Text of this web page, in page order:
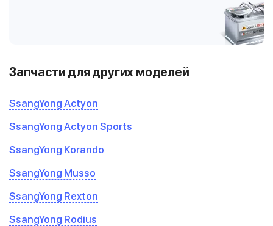
Запчасти для других моделей
SsangYong Actyon
SsangYong Actyon Sports
SsangYong Korando
SsangYong Musso
SsangYong Rexton
SsangYong Rodius